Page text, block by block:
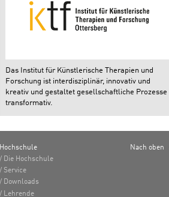
Das Institut für Künstlerische Therapien und
Forschung ist interdisziplinär, innovativ und
kreativ und gestaltet gesellschaftliche Prozesse
transformativ.
Hochschule
Die Hochschule
Service
Downloads
Lehrende
Nach oben